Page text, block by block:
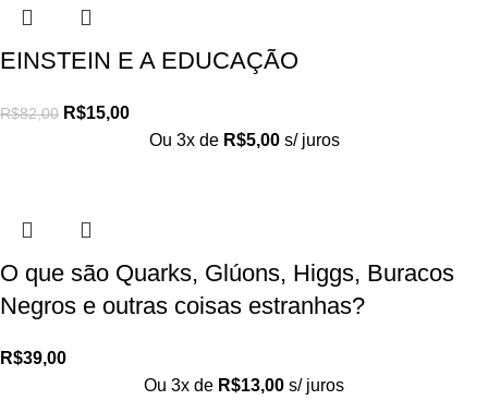
EINSTEIN E A EDUCAÇÃO
R$82,00 R$15,00
Ou 3x de R$5,00 s/ juros
O que são Quarks, Glúons, Higgs, Buracos
Negros e outras coisas estranhas?
R$39,00
Ou 3x de R$13,00 s/ juros